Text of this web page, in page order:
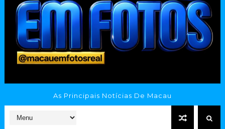
As Principais Notícias De Macau